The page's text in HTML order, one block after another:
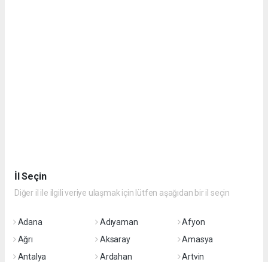
İl Seçin
Diğer il ile ilgili veriye ulaşmak için lütfen aşağıdan bir il seçin
Adana Adıyaman
Afyon
Ağrı
Aksaray
Amasya
Antalya
Ardahan
Artvin